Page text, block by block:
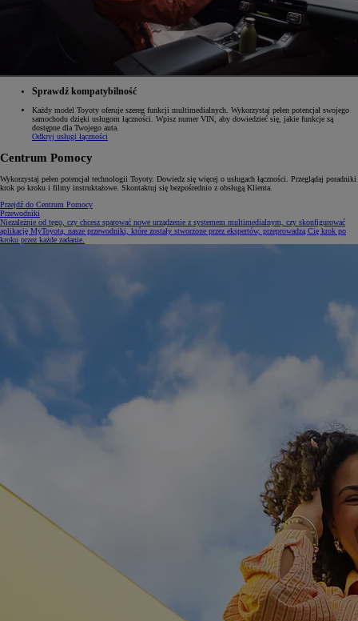
Sprawdź kompatybilność
Każdy model Toyoty oferuje szereg funkcji multimedialnych. Wykorzystaj pełen potencjał swojego
dostępne dla Twojego auta.
Odkryj usługi łączności
Centrum Pomocy
Wykorzystaj pełen potencjał technologii Toyoty. Dowiedz się więcej o usługach łączności. Przeglądaj poradniki
krok po kroku i filmy instruktażowe. Skontaktuj się bezpośrednio z obsługą Klienta.
Przejdź do Centrum Pomocy
Przewodniki